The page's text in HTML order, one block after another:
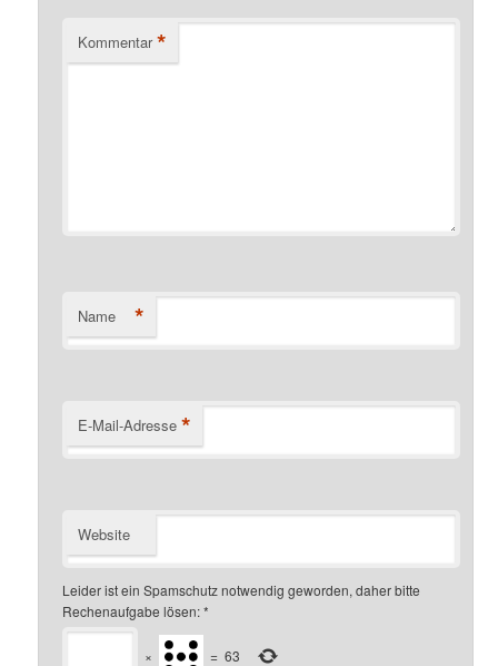
Kommentar *
Name *
E-Mail-Adresse *
Website
Leider ist ein Spamschutz notwendig geworden, daher bitte
Rechenaufgabe lösen:*
× = 63